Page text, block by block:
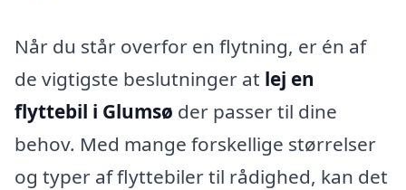
Når du står overfor en flytning, er én af
de vigtigste beslutninger at lej en
flyttebil i Glumsø der passer til dine
behov. Med mange forskellige størrelser
og typer af flyttebiler til rådighed, kan det